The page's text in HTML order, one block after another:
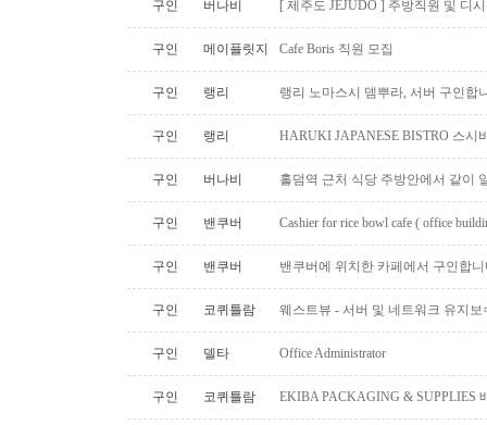
구인 버나비 [ 제주도 JEJUDO ] 주방직원 및 디
구인 메이플릿지 Cafe Boris 직원 모집
구인 랭리 랭리 노마스시 뎀뿌라, 서버 구인합
구인 랭리 HARUKI JAPANESE BISTRO 스시
구인 버나비 홀덤역 근처 식당 주방안에서 같이
구인 밴쿠버 Cashier for rice bowl cafe ( office
구인 밴쿠버 밴쿠버에 위치한 카페에서 구인합
구인 코퀴틀람 웨스트뷰 - 서버 및 네트워크 유지보
구인 델타 Office Administrator
구인 코퀴틀람 EKIBA PACKAGING & SUPPLIES